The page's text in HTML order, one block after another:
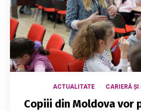
ACTUALITATE CARIERĂ ȘI
Copiii din Moldova vor